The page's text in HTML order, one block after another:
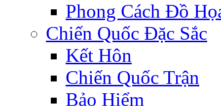
Phong Cách Đồ
Chiến Quốc Đặc Sắc
Kết Hôn
Chiến Quốc Trận
Bảo Hiểm